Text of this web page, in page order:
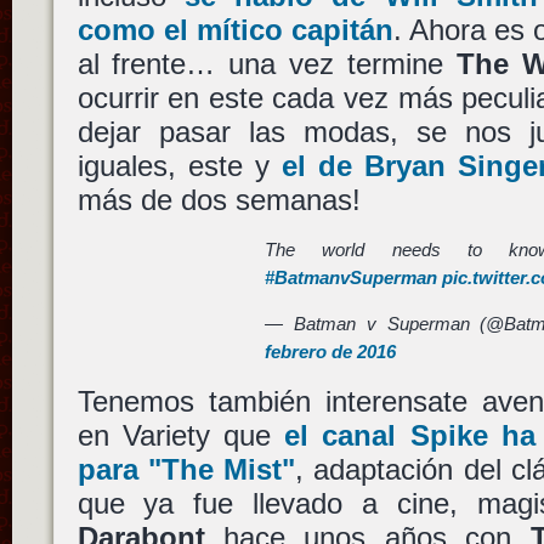
como el mítico capitán. Ahora es
al frente… una vez termine The
ocurrir en este cada vez más
dejar pasar las modas, se nos
iguales, este y el de Bryan
más de dos semanas!
The world needs to
#BatmanvSuperman
— Batman v Superman
febrero de 2016
Tenemos también interensate
en Variety que el canal Spikeha
para "The Mist", adaptación del
que ya fue llevado a cine,
Darabonthace unos años con